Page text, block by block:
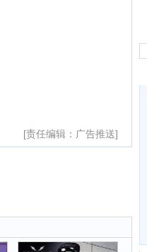
[责任编辑：广告推送]